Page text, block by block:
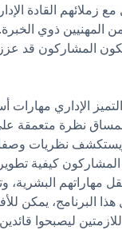
زملائهم القادة
المهنيين ذوي
المشاركون قد
الإداري مهارات
نظرة متعمقة
ويستكشف نظريات
كيفية
مهاراتهم البشرية،
البرنامج، يمكن
ليصبحوا